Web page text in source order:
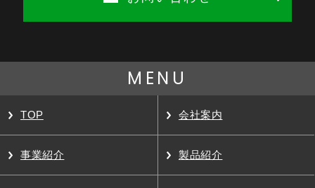
MENU
TOP 会社案内
事業紹介 製品紹介